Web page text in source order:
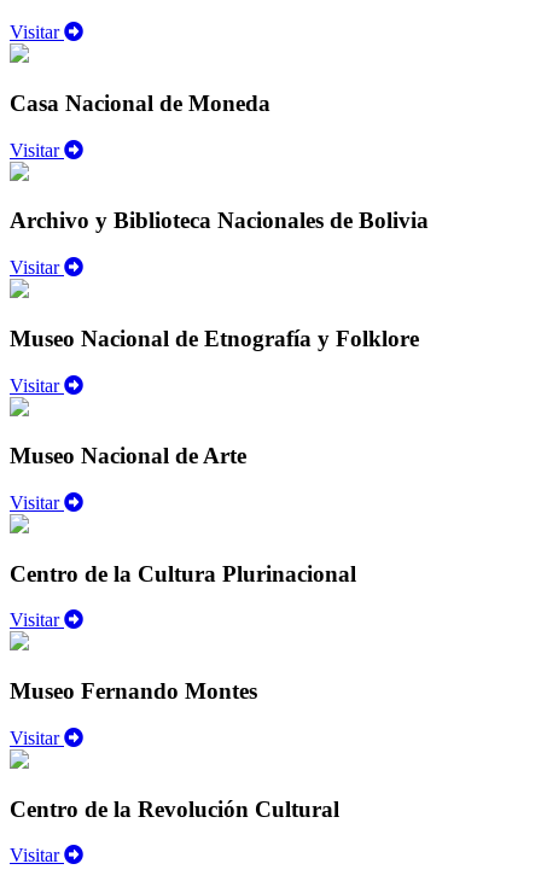
Visitar
Casa Nacional de Moneda
Visitar
Archivo y Biblioteca Nacionales de Bolivia
Visitar
Museo Nacional de Etnografía y Folklore
Visitar
Museo Nacional de Arte
Visitar
Centro de la Cultura Plurinacional
Visitar
Museo Fernando Montes
Visitar
Centro de la Revolución Cultural
Visitar